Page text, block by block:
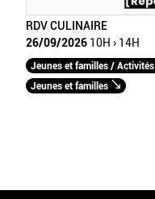
RDV CULINAIRE
26/09/2026 10H › 14H
Jeunes et familles / Activités
Jeunes et familles